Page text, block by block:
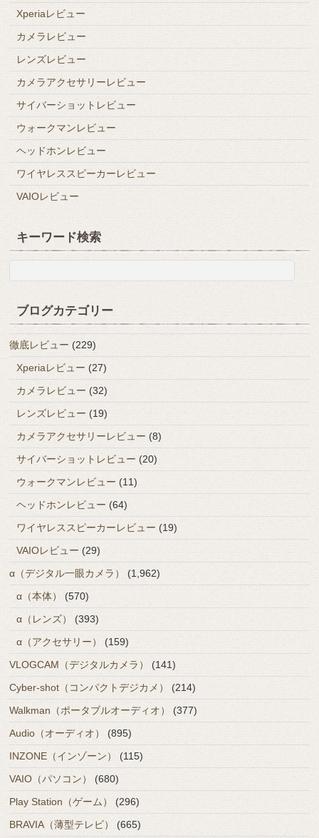
Xperiaレビュー
カメラレビュー
レンズレビュー
カメラアクセサリーレビュー
サイバーショットレビュー
ウォークマンレビュー
ヘッドホンレビュー
ワイヤレススピーカーレビュー
VAIOレビュー
キーワード検索
ブログカテゴリー
徹底レビュー (229)
Xperiaレビュー (27)
カメラレビュー (32)
レンズレビュー (19)
カメラアクセサリーレビュー (8)
サイバーショットレビュー (20)
ウォークマンレビュー (11)
ヘッドホンレビュー (64)
ワイヤレススピーカーレビュー (19)
VAIOレビュー (29)
α（デジタル一眼カメラ）
(1,962)
α（本体）
(570)
α（レンズ）
(393)
α（アクセサリー）
(159)
VLOGCAM（デジタルカメラ）
(141)
Cyber-shot（コンパクトデジカメ）
(214)
Walkman（ポータブルオーディオ）
(377)
Audio（オーディオ）
(895)
INZONE（インゾーン）
(115)
VAIO（パソコン）
(680)
Play Station（ゲーム）
(296)
BRAVIA（薄型テレビ）
(665)